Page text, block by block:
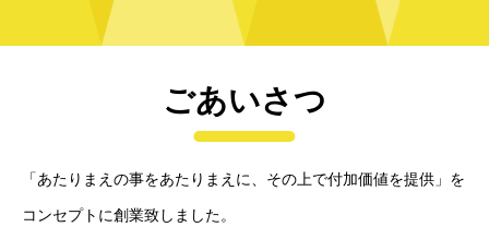
ごあいさつ
「あたりまえの事をあたりまえに、その上で付加価値を提供」を
コンセプトに創業致しました。